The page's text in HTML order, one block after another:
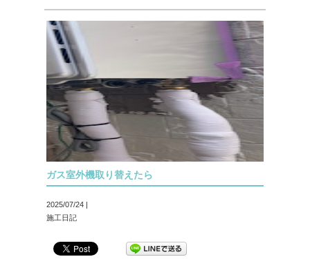
ガス室外機取り替えたら
2025/07/24 |
施工日記